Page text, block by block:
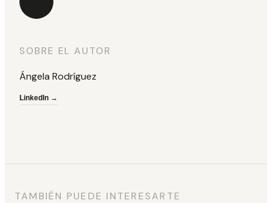
SOBRE EL AUTOR
Ángela Rodríguez
LinkedIn →
TAMBIÉN PUEDE INTERESARTE